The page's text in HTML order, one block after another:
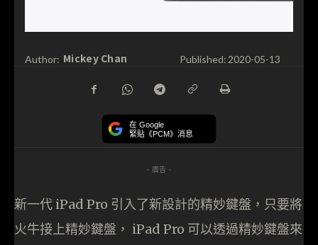
Author: Mickey Chan Published: 2020-05-13
在 Google
緊貼《PCM》消息
- 廣告 -
新一代 iPad Pro 引入了新設計的精妙鍵盤，只要將
火牛接上精妙鍵盤， iPad Pro 可以透過精妙鍵盤來